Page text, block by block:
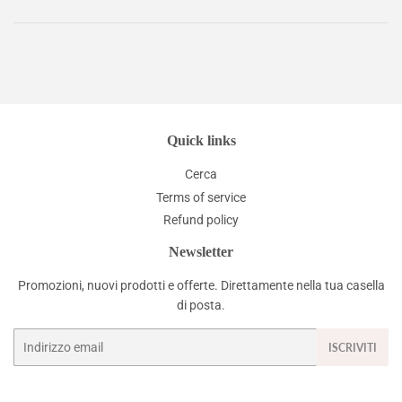
Quick links
Cerca
Terms of service
Refund policy
Newsletter
Promozioni, nuovi prodotti e offerte. Direttamente nella tua casella
di posta.
Email
ISCRIVITI